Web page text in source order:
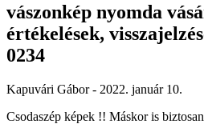
vászonkép nyomda
értékelések,
0234
Kapuvári Gábor - 2022. január 10.
Csodaszép képek !! Máskor is